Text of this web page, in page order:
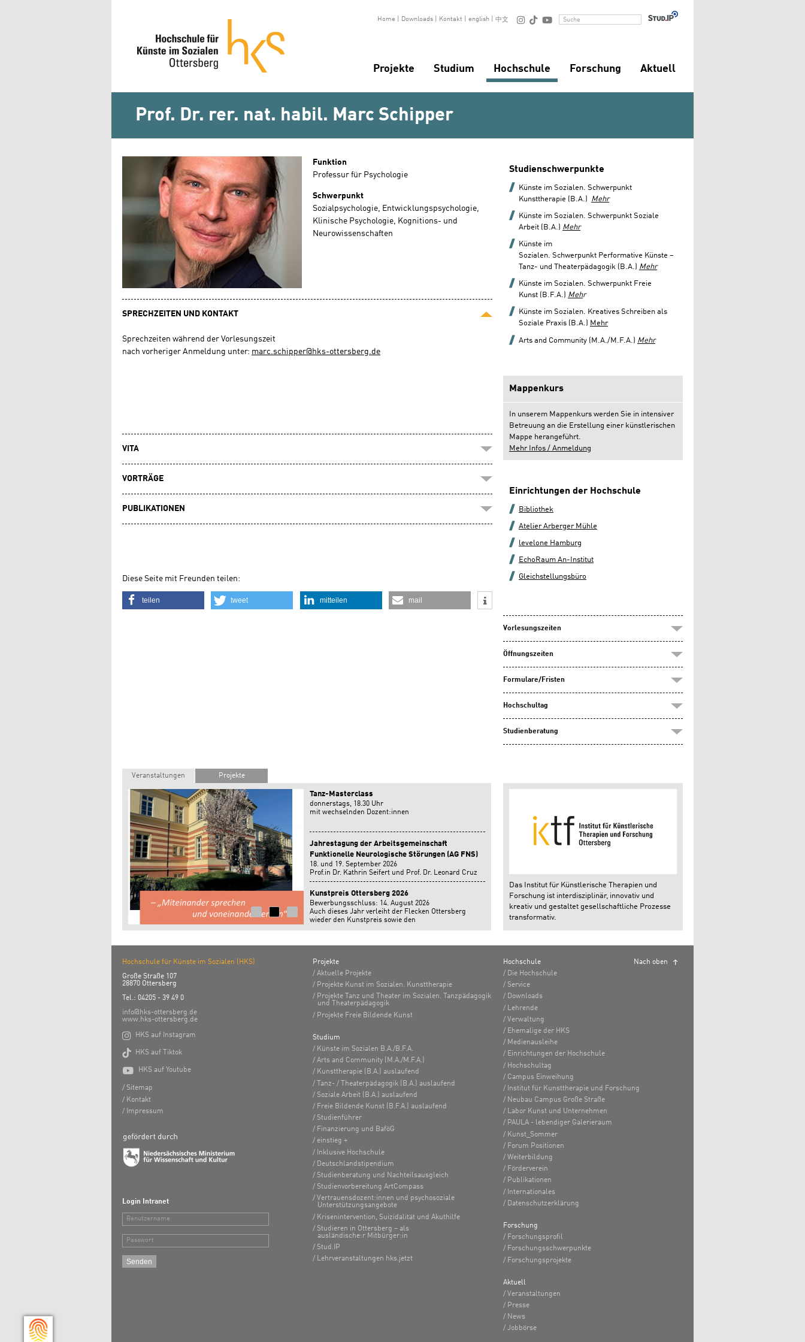
Home Downloads Kontakt english 中文    Suche
Projekte Studium Hochschule Forschung Aktuell
Prof. Dr. rer. nat. habil. Marc Schipper
Funktion
Professur für Psychologie
Schwerpunkt
Sozialpsychologie, Entwicklungspsychologie,
Klinische Psychologie, Kognitions- und
Neurowissenschaften
SPRECHZEITEN UND KONTAKT
Sprechzeiten während der Vorlesungszeit
nach vorheriger Anmeldung unter: marc.schipper@hks-ottersberg.de
VITA
VORTRÄGE
PUBLIKATIONEN
Diese Seite mit Freunden teilen:
teilen tweet mitteilen mail
Studienschwerpunkte
Künste im Sozialen. Schwerpunkt
Kunsttherapie (B.A.) Mehr
Künste im Sozialen. Schwerpunkt Soziale
Arbeit (B.A.) Mehr
Künste im
Sozialen. Schwerpunkt Performative Künste –
Tanz- und Theaterpädagogik (B.A.) Mehr
Künste im Sozialen. Schwerpunkt Freie
Kunst (B.F.A.) Mehr
Künste im Sozialen. Kreatives Schreiben als
Soziale Praxis (B.A.) Mehr
Arts and Community (M.A./M.F.A.) Mehr
Mappenkurs
In unserem Mappenkurs werden Sie in intensiver
Betreuung an die Erstellung einer künstlerischen
Mappe herangeführt.
Mehr Infos / Anmeldung
Einrichtungen der Hochschule
Bibliothek
Atelier Arberger Mühle
levelone Hamburg
EchoRaum An-Institut
Gleichstellungsbüro
Vorlesungszeiten
Öffnungszeiten
Formulare/Fristen
Hochschultag
Studienberatung
Veranstaltungen Projekte
Tanz-Masterclass
donnerstags, 18.30 Uhr
mit wechselnden Dozent:innen
Jahrestagung der Arbeitsgemeinschaft
Funktionelle Neurologische Störungen (AG FNS)
18. und 19. September 2026
Prof.in Dr. Kathrin Seifert und Prof. Dr. Leonard Cruz
geben einen Workshop auf der Jahrestagung der
Arbeitsgemeinschaft Funktionelle Neurologische
Störungen in Bonn.
Kunstpreis Ottersberg 2026
Bewerbungsschluss: 14. August 2026
Auch dieses Jahr verleiht der Flecken Ottersberg
wieder den Kunstpreis sowie den
Das Institut für Künstlerische Therapien und
Forschung ist interdisziplinär, innovativ und
kreativ und gestaltet gesellschaftliche Prozesse
transformativ.
Hochschule für Künste im Sozialen (HKS)
Große Straße 107
28870 Ottersberg
Tel.: 04205 - 39 49 0
info@hks-ottersberg.de
www.hks-ottersberg.de
 HKS auf Instagram
 HKS auf Tiktok
 HKS auf Youtube
Sitemap
Kontakt
Impressum
Login Intranet
Benutzername
Passwort
Projekte
Aktuelle Projekte
Projekte Kunst im Sozialen. Kunsttherapie
Projekte Tanz und Theater im Sozialen. Tanzpädagogik
und Theaterpädagogik
Projekte Freie Bildende Kunst
Studium
Künste im Sozialen B.A./B.F.A.
Arts and Community (M.A./M.F.A.)
Kunsttherapie (B.A.) auslaufend
Tanz- / Theaterpädagogik (B.A.) auslaufend
Soziale Arbeit (B.A.) auslaufend
Freie Bildende Kunst (B.F.A.) auslaufend
Studienführer
Finanzierung und BaföG
einstieg +
Inklusive Hochschule
Deutschlandstipendium
Studienberatung und Nachteilsausgleich
Studienvorbereitung ArtCompass
Vertrauensdozent:innen und psychosoziale
Unterstützungsangebote
Krisenintervention, Suizidalität und Akuthilfe
Studieren in Ottersberg – als
ausländische:r Mitbürger:in
Stud.IP
Lehrveranstaltungen hks.jetzt
Hochschule
Die Hochschule
Service
Downloads
Lehrende
Verwaltung
Ehemalige der HKS
Medienausleihe
Einrichtungen der Hochschule
Hochschultag
Campus Einweihung
Institut für Kunsttherapie und Forschung
Neubau Campus Große Straße
Labor Kunst und Unternehmen
PAULA - lebendiger Galerieraum
Kunst_Sommer
Forum Positionen
Weiterbildung
Förderverein
Publikationen
Internationales
Datenschutzerklärung
Forschung
Forschungsprofil
Forschungsschwerpunkte
Forschungsprojekte
Aktuell
Veranstaltungen
Presse
News
Jobbörse
Nach oben